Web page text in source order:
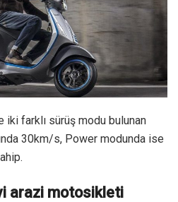
iki farklı sürüş modu bulunan
30km/s, Power modunda ise
arazi motosikleti